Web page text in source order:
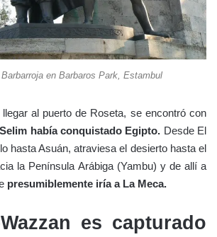
en Barbaros Park, Estambul
al puerto de Roseta, se encontró con
Selim había conquistado Egipto. Desde El
hasta Asuán, atraviesa el desierto hasta el
la Península Arábiga (Yambu) y de allí a
presumiblemente iría a La Meca.
es capturado